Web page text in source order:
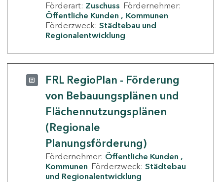
Förderart: Zuschuss Fördernehmer:
Öffentliche Kunden
Kommunen
Förderzweck: Städtebau und
Regionalentwicklung
FRL RegioPlan - Förderung
von Bebauungsplänen und
Flächennutzungsplänen
(Regionale
Planungsförderung)
Fördernehmer: Öffentliche Kunden
Kommunen Förderzweck: Städtebau
und Regionalentwicklung